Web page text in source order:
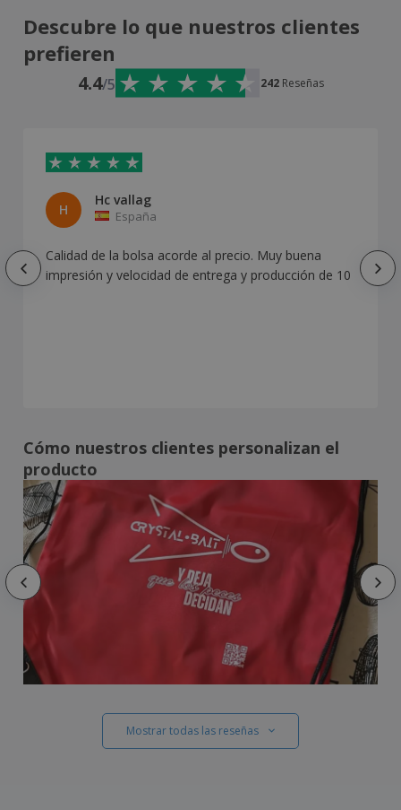
Descubre lo que nuestros clientes
prefieren
4.4/5 242 Reseñas
H
Hc vallag
España
Calidad de la bolsa acorde al precio. Muy buena
impresión y velocidad de entrega y producción de 10
Cómo nuestros clientes personalizan el
producto
Mostrar todas las reseñas